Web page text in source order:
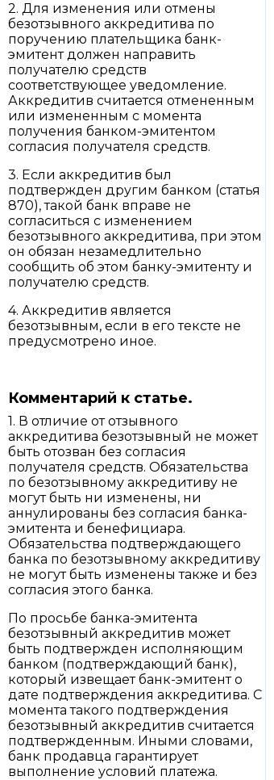
2. Для изменения или отмены
безотзывного аккредитива по
поручению плательщика банк-
эмитент должен направить
получателю средств
соответствующее уведомление.
Аккредитив считается отмененным
или измененным с момента
получения банком-эмитентом
согласия получателя средств.
3. Если аккредитив был
подтвержден другим банком (статья
870), такой банк вправе не
согласиться с изменением
безотзывного аккредитива, при этом
он обязан незамедлительно
сообщить об этом банку-эмитенту и
получателю средств.
4. Аккредитив является
безотзывным, если в его тексте не
предусмотрено иное.
Комментарий к статье.
1. В отличие от отзывного
аккредитива безотзывный не может
быть отозван без согласия
получателя средств. Обязательства
по безотзывному аккредитиву не
могут быть ни изменены, ни
аннулированы без согласия банка-
эмитента и бенефициара.
Обязательства подтверждающего
банка по безотзывному аккредитиву
не могут быть изменены также и без
согласия этого банка.
По просьбе банка-эмитента
безотзывный аккредитив может
быть подтвержден исполняющим
банком (подтверждающий банк),
который извещает банк-эмитент о
дате подтверждения аккредитива. С
момента такого подтверждения
безотзывный аккредитив считается
подтвержденным. Иными словами,
банк продавца гарантирует
выполнение условий платежа.